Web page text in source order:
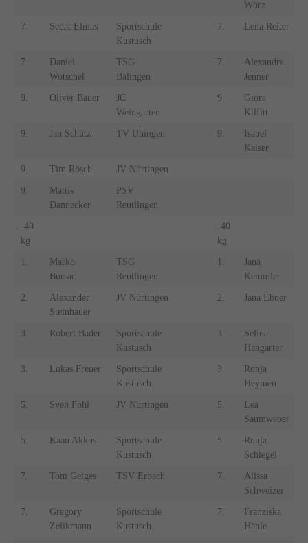
Wörz
7. Sedat Elmas
Sportschule
Kustusch
7. Lena Reiter
7.
Daniel
Wotschel
TSG
Balingen
7.
Alexandra
Jenner
9. Oliver Bauer
JC
Weingarten
9.
Giora
Kilfitt
9. Jan Schütz TV Uhingen 9.
Isabel
Kaiser
9. Tim Rösch JV Nürtingen
9.
Mattis
Dannecker
PSV
Reutlingen
-40
kg
-40
kg
1.
Marko
Bursac
TSG
Reutlingen
1.
Jana
Kemmler
2.
Alexander
Steinhauer
JV Nürtingen 2. Jana Ebner
3. Robert Bader
Sportschule
Kustusch
3.
Selina
Hangarter
3. Lukas Freuer
Sportschule
Kustusch
3.
Ronja
Heymen
5. Sven Föhl JV Nürtingen 5.
Lea
Saumweber
5. Kaan Akkus
Sportschule
Kustusch
5.
Ronja
Schlegel
7. Tom Geiges TSV Erbach 7.
Alissa
Schweizer
7.
Gregory
Zelikmann
Sportschule
Kustusch
7.
Franziska
Hänle